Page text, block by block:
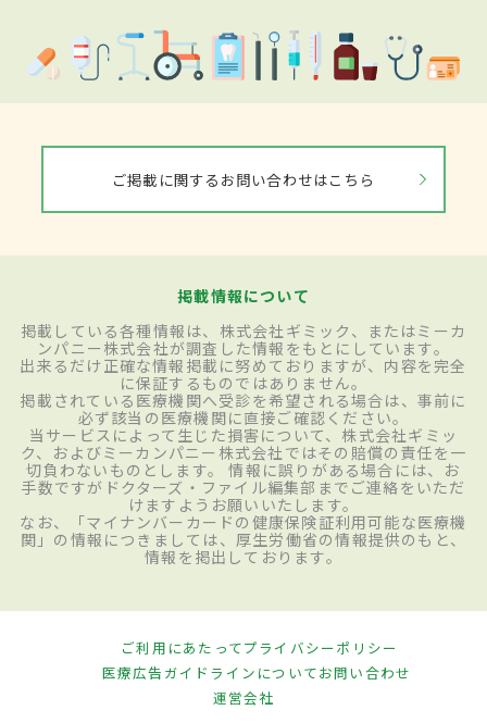
ご掲載に関するお問い合わせはこちら
掲載情報について
掲載している各種情報は、株式会社ギミック、またはミーカ
ンパニー株式会社が調査した情報をもとにしています。
出来るだけ正確な情報掲載に努めておりますが、内容を完全
に保証するものではありません。
掲載されている医療機関へ受診を希望される場合は、事前に
必ず該当の医療機関に直接ご確認ください。
当サービスによって生じた損害について、株式会社ギミッ
ク、およびミーカンパニー株式会社ではその賠償の責任を一
切負わないものとします。 情報に誤りがある場合には、お
手数ですがドクターズ・ファイル編集部までご連絡をいただ
けますようお願いいたします。
なお、「マイナンバーカードの健康保険証利用可能な医療機
関」の情報につきましては、厚生労働省の情報提供のもと、
情報を掲出しております。
ご利用にあたってプライバシーポリシー
医療広告ガイドラインについてお問い合わせ
運営会社